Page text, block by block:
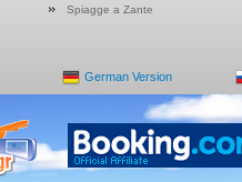
Spiagge a Zante
German Version